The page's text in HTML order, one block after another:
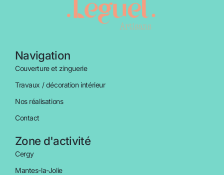
Navigation
Couverture et zinguerie
Travaux / décoration intérieur
Nos réalisations
Contact
Zone d'activité
Cergy
Mantes-la-Jolie